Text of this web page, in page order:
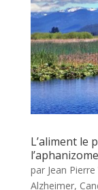
L’aliment le
par Jean
Alzheimer,